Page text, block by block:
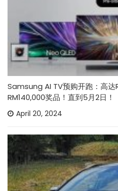
Samsung AI TV预购开跑：高达
RM140,000奖品！直到5月2日！
April 20, 2024